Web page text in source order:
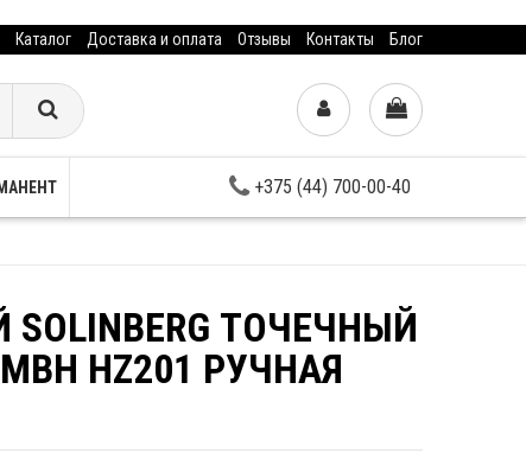
Каталог Доставка и оплата Отзывы Контакты Блог
+375 (44) 700-00-40
ТОЧЕЧНЫЙ
HZ201 РУЧНАЯ